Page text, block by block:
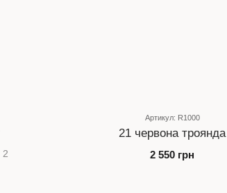
Артикул: R1000
21 червона троянда
2 550 грн
2